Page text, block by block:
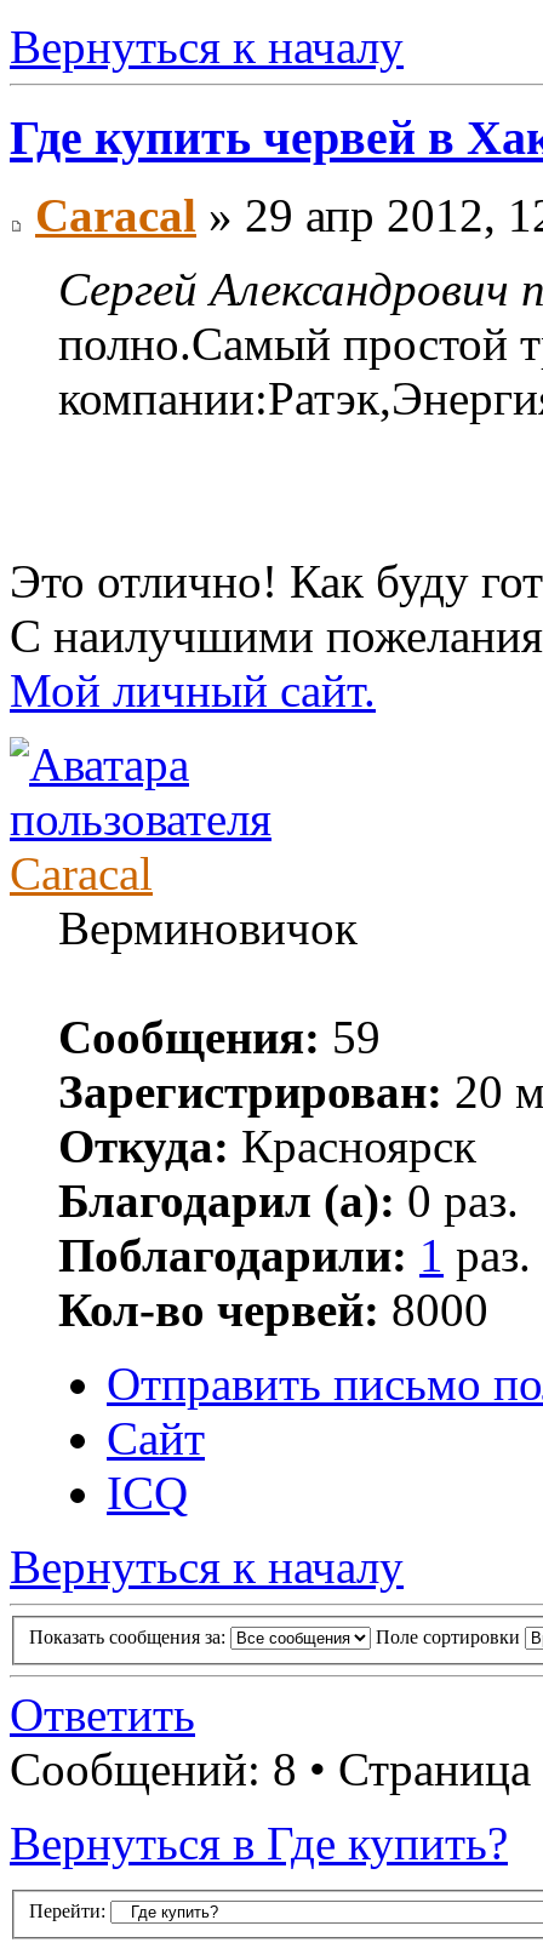
Вернуться к началу
Где купить червей в
Caracal » 29 апр 2012,
Сергей Александрович
полно.Самый простой
Это отлично! Как буду
С наилучшими
Мой личный сайт.
Caracal
Верминовичок
Сообщения: 59
Зарегистрирован: 20
Откуда: Красноярск
Благодарил (а): 0 раз.
Поблагодарили: 1 раз.
Кол-во червей: 8000
Отправить письмо
Сайт
ICQ
Вернуться к началу
Показать сообщения за: Поле сортировки
Ответить
Сообщений: 8 • Страница
Вернуться в Где купить?
Перейти: